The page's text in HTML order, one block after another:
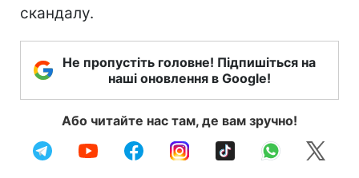
скандалу.
Не пропустіть головне! Підпишіться на
наші оновлення в Google!
Або читайте нас там, де вам зручно!